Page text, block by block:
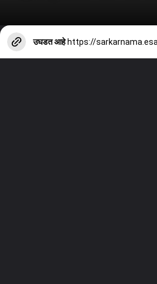
उघडत आहे